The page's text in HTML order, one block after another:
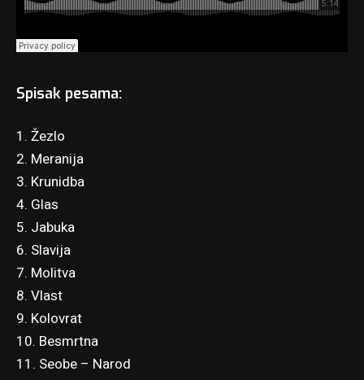
Spisak pesama:
1. Žezlo
2. Meranija
3. Krunidba
4. Glas
5. Jabuka
6. Slavija
7. Molitva
8. Vlast
9. Kolovrat
10. Besmrtna
11. Seobe – Narod